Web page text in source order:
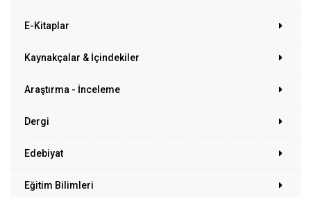
E-Kitaplar
Kaynakçalar & İçindekiler
Araştırma - İnceleme
Dergi
Edebiyat
Eğitim Bilimleri